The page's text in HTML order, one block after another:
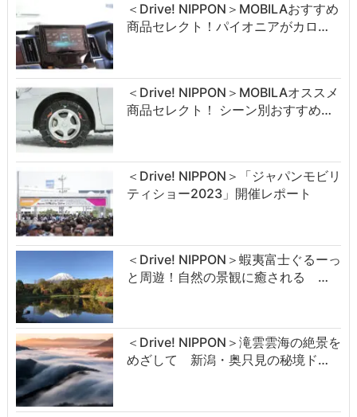
＜Drive! NIPPON＞MOBILAおすすめ
商品セレクト！パイオニアがカロ…
＜Drive! NIPPON＞MOBILAオススメ
商品セレクト！ シーン別おすすめ…
＜Drive! NIPPON＞「ジャパンモビリ
ティショー2023」開催レポート
＜Drive! NIPPON＞蝦夷富士ぐるーっ
と周遊！自然の景観に癒される …
＜Drive! NIPPON＞滝雲雲海の絶景を
めざして 新潟・奥只見の秘境ド…